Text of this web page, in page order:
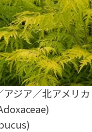
ジア／北アメリカ